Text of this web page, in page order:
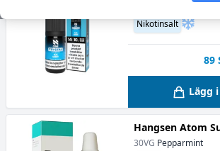
Nikotinsalt
89
Lägg
Hangsen Atom
30VG Pepparmint